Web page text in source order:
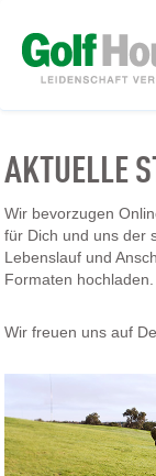
AKTUELLE
Wir bevorzugen
für Dich und uns der
Lebenslauf und
Formaten hochladen.
Wir freuen uns auf